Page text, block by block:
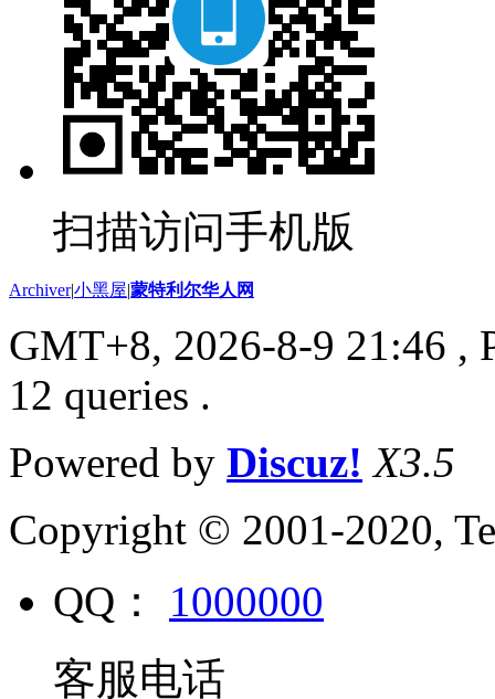
扫描访问手机版
Archiver|小黑屋|蒙特利尔华人网
GMT+8, 2026-8-9 21:46 ,
12 queries .
Powered by Discuz! X3.5
Copyright © 2001-2020,
QQ： 1000000
客服电话